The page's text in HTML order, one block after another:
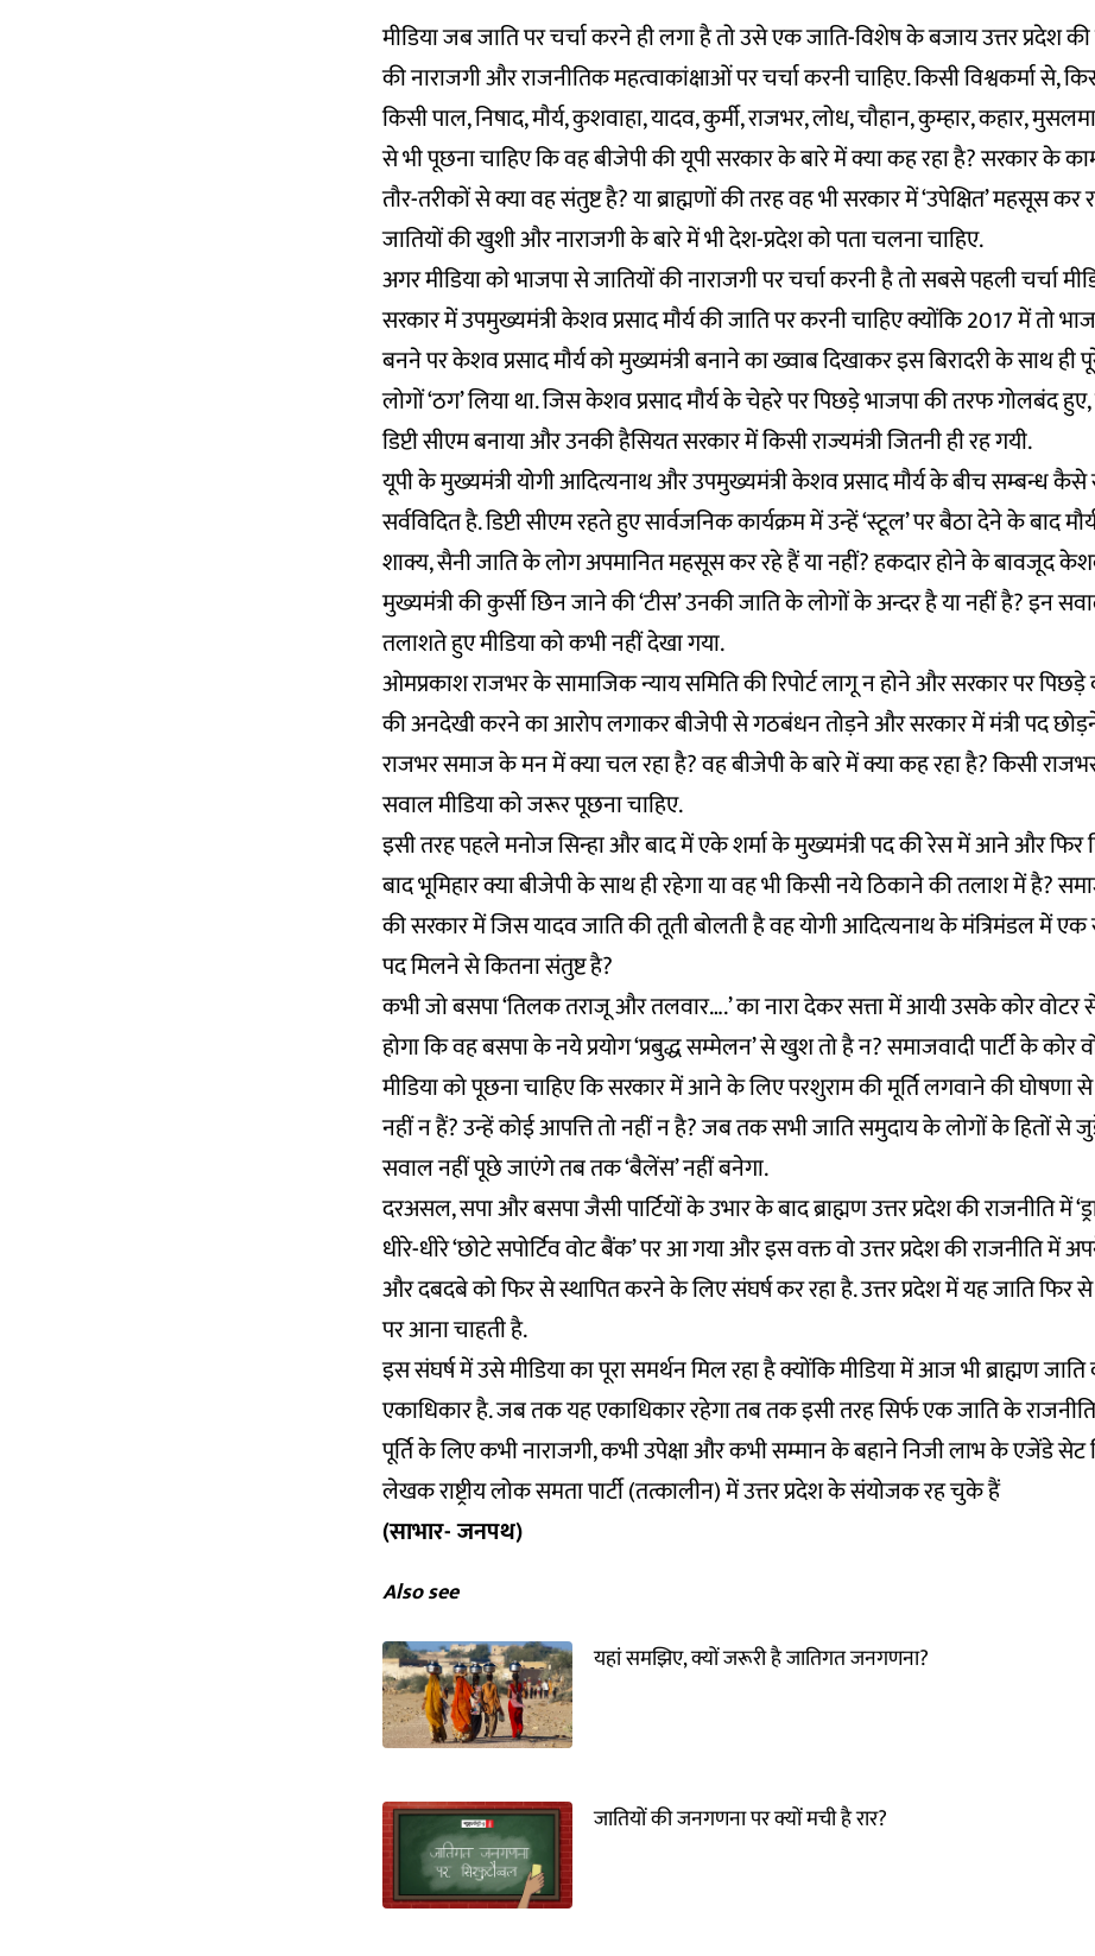
मीडिया जब जाति पर चर्चा करने ही लगा है तो उसे एक जाति-विशेष के बजाय उत्तर प्रदेश
की नाराजगी और राजनीतिक महत्वाकांक्षाओं पर चर्चा करनी चाहिए. किसी विश्वकर्मा से,
किसी पाल, निषाद, मौर्य, कुशवाहा, यादव, कुर्मी, राजभर, लोध, चौहान, कुम्हार, कहार,
से भी पूछना चाहिए कि वह बीजेपी की यूपी सरकार के बारे में क्या कह रहा है? सरकार के
तौर-तरीकों से क्या वह संतुष्ट है? या ब्राह्मणों की तरह वह भी सरकार में ‘उपेक्षित’ महसूस कर
जातियों की खुशी और नाराजगी के बारे में भी देश-प्रदेश को पता चलना चाहिए.
अगर मीडिया को भाजपा से जातियों की नाराजगी पर चर्चा करनी है तो सबसे पहली चर्चा
सरकार में उपमुख्यमंत्री केशव प्रसाद मौर्य की जाति पर करनी चाहिए क्योंकि 2017 में तो
बनने पर केशव प्रसाद मौर्य को मुख्यमंत्री बनाने का ख्वाब दिखाकर इस बिरादरी के साथ ही
लोगों ‘ठग’ लिया था. जिस केशव प्रसाद मौर्य के चेहरे पर पिछड़े भाजपा की तरफ गोलबंद
डिप्टी सीएम बनाया और उनकी हैसियत सरकार में किसी राज्यमंत्री जितनी ही रह गयी.
यूपी के मुख्यमंत्री योगी आदित्यनाथ और उपमुख्यमंत्री केशव प्रसाद मौर्य के बीच सम्बन्ध कैसे
सर्वविदित है. डिप्टी सीएम रहते हुए सार्वजनिक कार्यक्रम में उन्हें ‘स्टूल’ पर बैठा देने के बाद
शाक्य, सैनी जाति के लोग अपमानित महसूस कर रहे हैं या नहीं? हकदार होने के बावजूद केशव
मुख्यमंत्री की कुर्सी छिन जाने की ‘टीस’ उनकी जाति के लोगों के अन्दर है या नहीं है? इन
तलाशते हुए मीडिया को कभी नहीं देखा गया.
ओमप्रकाश राजभर के सामाजिक न्याय समिति की रिपोर्ट लागू न होने और सरकार पर पिछड़े
की अनदेखी करने का आरोप लगाकर बीजेपी से गठबंधन तोड़ने और सरकार में मंत्री पद
राजभर समाज के मन में क्या चल रहा है? वह बीजेपी के बारे में क्या कह रहा है? किसी
सवाल मीडिया को जरूर पूछना चाहिए.
इसी तरह पहले मनोज सिन्हा और बाद में एके शर्मा के मुख्यमंत्री पद की रेस में आने और
बाद भूमिहार क्या बीजेपी के साथ ही रहेगा या वह भी किसी नये ठिकाने की तलाश में है?
की सरकार में जिस यादव जाति की तूती बोलती है वह योगी आदित्यनाथ के मंत्रि‍मंडल में एक
पद मिलने से कितना संतुष्ट है?
कभी जो बसपा ‘तिलक तराजू और तलवार….’ का नारा देकर सत्ता में आयी उसके कोर वोटर
होगा कि वह बसपा के नये प्रयोग ‘प्रबुद्ध सम्मेलन’ से खुश तो है न? समाजवादी पार्टी के कोर
मीडिया को पूछना चाहिए कि सरकार में आने के लिए परशुराम की मूर्ति लगवाने की
नहीं न हैं? उन्हें कोई आपत्ति तो नहीं न है? जब तक सभी जाति समुदाय के लोगों के हितों से
सवाल नहीं पूछे जाएंगे तब तक ‘बैलेंस’ नहीं बनेगा.
दरअसल, सपा और बसपा जैसी पार्टियों के उभार के बाद ब्राह्मण उत्तर प्रदेश की राजनीति में
धीरे-धीरे ‘छोटे सपोर्टिव वोट बैंक’ पर आ गया और इस वक्त वो उत्तर प्रदेश की राजनीति में
और दबदबे को फिर से स्थापित करने के लिए संघर्ष कर रहा है. उत्तर प्रदेश में यह जाति फिर से
पर आना चाहती है.
इस संघर्ष में उसे मीडिया का पूरा समर्थन मिल रहा है क्योंकि मीडिया में आज भी ब्राह्मण जाति
एकाधिकार है. जब तक यह एकाधिकार रहेगा तब तक इसी तरह सिर्फ एक जाति के
पूर्ति के लिए कभी नाराजगी, कभी उपेक्षा और कभी सम्मान के बहाने निजी लाभ के एजेंडे
लेखक राष्ट्रीय लोक समता पार्टी (तत्कालीन) में उत्तर प्रदेश के संयोजक रह चुके हैं
(साभार- जनपथ)
Also see
यहां समझिए, क्यों जरूरी है जातिगत जनगणना?
जातियों की जनगणना पर क्यों मची है रार?